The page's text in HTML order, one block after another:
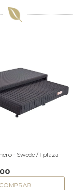
- Swede / 1 plaza